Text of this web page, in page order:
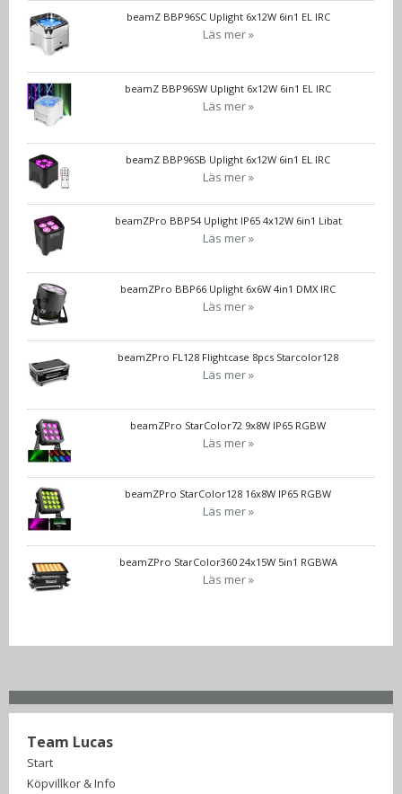
beamZ BBP96SC Uplight 6x12W 6in1 EL IRC
Läs mer »
beamZ BBP96SW Uplight 6x12W 6in1 EL IRC
Läs mer »
beamZ BBP96SB Uplight 6x12W 6in1 EL IRC
Läs mer »
beamZPro BBP54 Uplight IP65 4x12W 6in1 Libat
Läs mer »
beamZPro BBP66 Uplight 6x6W 4in1 DMX IRC
Läs mer »
beamZPro FL128 Flightcase 8pcs Starcolor128
Läs mer »
beamZPro StarColor72 9x8W IP65 RGBW
Läs mer »
beamZPro StarColor128 16x8W IP65 RGBW
Läs mer »
beamZPro StarColor360 24x15W 5in1 RGBWA
Läs mer »
Team Lucas
Start
Köpvillkor & Info